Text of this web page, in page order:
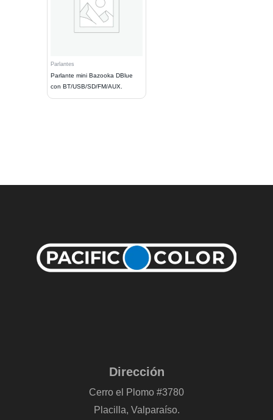
Parlantes
Parlante mini Bazooka DBlue
con BT/USB/SD/FM/AUX.
Dirección
Cerro el Plomo #3780
Placilla, Valparaíso.